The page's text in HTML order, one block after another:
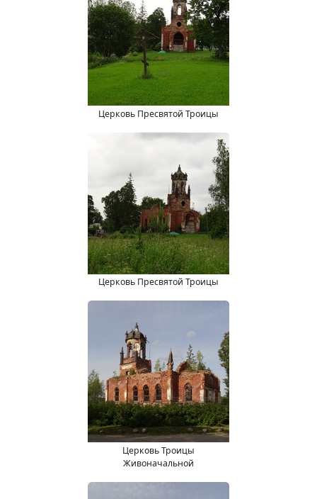
Церковь Пресвятой Троицы
Церковь Пресвятой Троицы
Церковь Троицы
Живоначальной